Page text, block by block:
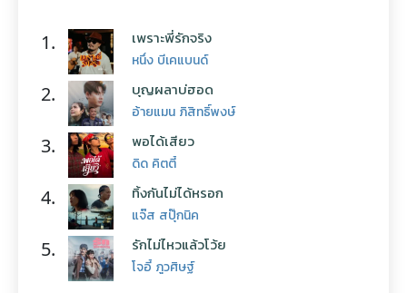
1. เพราะพี่รักจริง
หนึ่ง บีเคแบนด์
2. บุญผลาบ่ฮอด
อ้ายแมน ภิสิทธิ์พงษ์
3. พอได้เสียว
ดิด คิตตี้
4. ทิ้งกันไม่ได้หรอก
แจ๊ส สปุ๊กนิค
5. รักไม่ไหวแล้วโว้ย
โจอี้ ภูวศิษฐ์